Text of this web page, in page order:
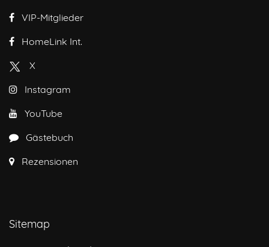
VIP-Mitglieder
HomeLink Int.
X
Instagram
YouTube
Gästebuch
Rezensionen
Sitemap